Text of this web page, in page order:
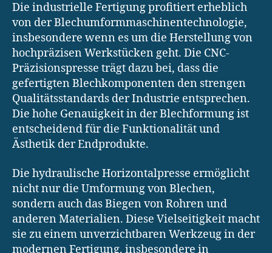
Die industrielle Fertigung profitiert erheblich
von der Blechumformmaschinentechnologie,
insbesondere wenn es um die Herstellung von
hochpräzisen Werkstücken geht. Die CNC-
Präzisionspresse trägt dazu bei, dass die
gefertigten Blechkomponenten den strengen
Qualitätsstandards der Industrie entsprechen.
Die hohe Genauigkeit in der Blechformung ist
entscheidend für die Funktionalität und
Ästhetik der Endprodukte.
Die hydraulische Horizontalpresse ermöglicht
nicht nur die Umformung von Blechen,
sondern auch das Biegen von Rohren und
anderen Materialien. Diese Vielseitigkeit macht
sie zu einem unverzichtbaren Werkzeug in der
modernen Fertigung, insbesondere in